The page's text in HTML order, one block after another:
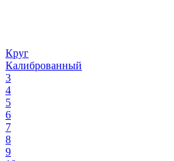
Круг
Калиброванный
3
4
5
6
7
8
9